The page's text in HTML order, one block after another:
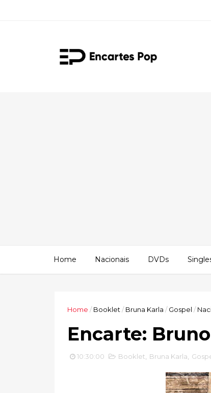
Home Nacionais DVDs
Home / Booklet / Bruna Karla / Gospel /
Encarte:
10:30:00 Booklet Bruna Karla